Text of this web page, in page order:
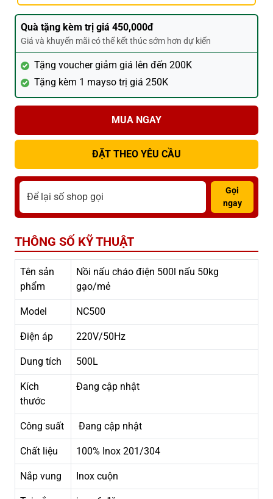
Quà tặng kèm trị giá 450,000đ
Giá và khuyến mãi có thể kết thúc sớm hơn dự kiến
Tặng voucher giảm giá lên đến 200K
Tặng kèm 1 mayso trị giá 250K
MUA NGAY
ĐẶT THEO YÊU CẦU
Gọi
ngay
THÔNG SỐ KỸ THUẬT
Tên sản
phẩm
Nồi nấu cháo điện 500l nấu 50kg
gạo/mẻ
Model NC500
Điện áp 220V/50Hz
Dung tích 500L
Kích
thước
Đang cập nhật
Công suất Đang cập nhật
Chất liệu 100% Inox 201/304
Nắp vung Inox cuộn